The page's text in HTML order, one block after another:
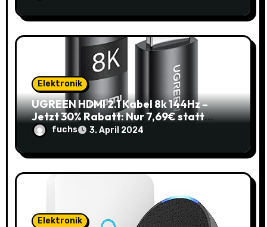
Elektronik
UGREEN HDMI 2.1 Kabel 8k 144Hz –
Jetzt 30% Rabatt: Nur 7,69€ statt
10,99€
fuchs 3. April 2024
Elektronik